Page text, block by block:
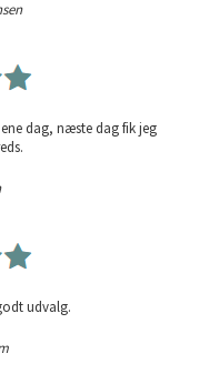
dag, næste dag fik jeg
udvalg.